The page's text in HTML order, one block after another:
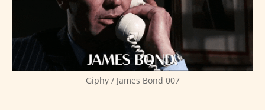
Giphy / James Bond 007